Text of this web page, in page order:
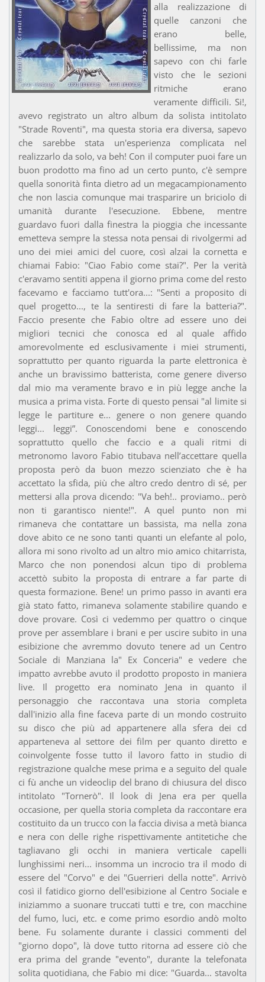
alla realizzazione di
quelle canzoni che
erano belle,
bellissime, ma non
sapevo con chi farle
visto che le sezioni
ritmiche erano
veramente difficili. Si!,
avevo registrato un altro album da solista intitolato
"Strade Roventi", ma questa storia era diversa, sapevo
che sarebbe stata un'esperienza complicata nel
realizzarlo da solo, va beh! Con il computer puoi fare un
buon prodotto ma fino ad un certo punto, c'è sempre
quella sonorità finta dietro ad un megacampionamento
che non lascia comunque mai trasparire un briciolo di
umanità durante l'esecuzione. Ebbene, mentre
guardavo fuori dalla finestra la pioggia che incessante
emetteva sempre la stessa nota pensai di rivolgermi ad
uno dei miei amici del cuore, così alzai la cornetta e
chiamai Fabio: "Ciao Fabio come stai?". Per la verità
c'eravamo sentiti appena il giorno prima come del resto
facevamo e facciamo tutt'ora...: "Senti a proposito di
quel progetto..., te la sentiresti di fare la batteria?".
Faccio presente che Fabio oltre ad essere uno dei
migliori tecnici che conosca ed al quale affido
amorevolmente ed esclusivamente i miei strumenti,
soprattutto per quanto riguarda la parte elettronica è
anche un bravissimo batterista, come genere diverso
dal mio ma veramente bravo e in più legge anche la
musica a prima vista. Forte di questo pensai "al limite si
legge le partiture e... genere o non genere quando
leggi... leggi”. Conoscendomi bene e conoscendo
soprattutto quello che faccio e a quali ritmi di
metronomo lavoro Fabio titubava nell’accettare quella
proposta però da buon mezzo scienziato che è ha
accettato la sfida, più che altro credo dentro di sé, per
mettersi alla prova dicendo: "Va beh!.. proviamo.. però
non ti garantisco niente!". A quel punto non mi
rimaneva che contattare un bassista, ma nella zona
dove abito ce ne sono tanti quanti un elefante al polo,
allora mi sono rivolto ad un altro mio amico chitarrista,
Marco che non ponendosi alcun tipo di problema
accettò subito la proposta di entrare a far parte di
questa formazione. Bene! un primo passo in avanti era
già stato fatto, rimaneva solamente stabilire quando e
dove provare. Così ci vedemmo per quattro o cinque
prove per assemblare i brani e per uscire subito in una
esibizione che avremmo dovuto tenere ad un Centro
Sociale di Manziana la" Ex Conceria" e vedere che
impatto avrebbe avuto il prodotto proposto in maniera
live. Il progetto era nominato Jena in quanto il
personaggio che raccontava una storia completa
dall'inizio alla fine faceva parte di un mondo costruito
su disco che più ad appartenere alla sfera dei cd
apparteneva al settore dei film per quanto diretto e
coinvolgente fosse tutto il lavoro fatto in studio di
registrazione qualche mese prima e a seguito del quale
ci fù anche un videoclip del brano di chiusura del disco
intitolato "Tornerò". Il look di Jena era per quella
occasione, per quella storia completa da raccontare era
costituito da un trucco con la faccia divisa a metà bianca
e nera con delle righe rispettivamente antitetiche che
tagliavano gli occhi in maniera verticale capelli
lunghissimi neri... insomma un incrocio tra il modo di
essere del "Corvo" e dei "Guerrieri della notte". Arrivò
così il fatidico giorno dell'esibizione al Centro Sociale e
iniziammo a suonare truccati tutti e tre, con macchine
del fumo, luci, etc. e come primo esordio andò molto
bene. Fu solamente durante i classici commenti del
"giorno dopo", là dove tutto ritorna ad essere ciò che
era prima del grande "evento", durante la telefonata
solita quotidiana, che Fabio mi dice: "Guarda... stavolta